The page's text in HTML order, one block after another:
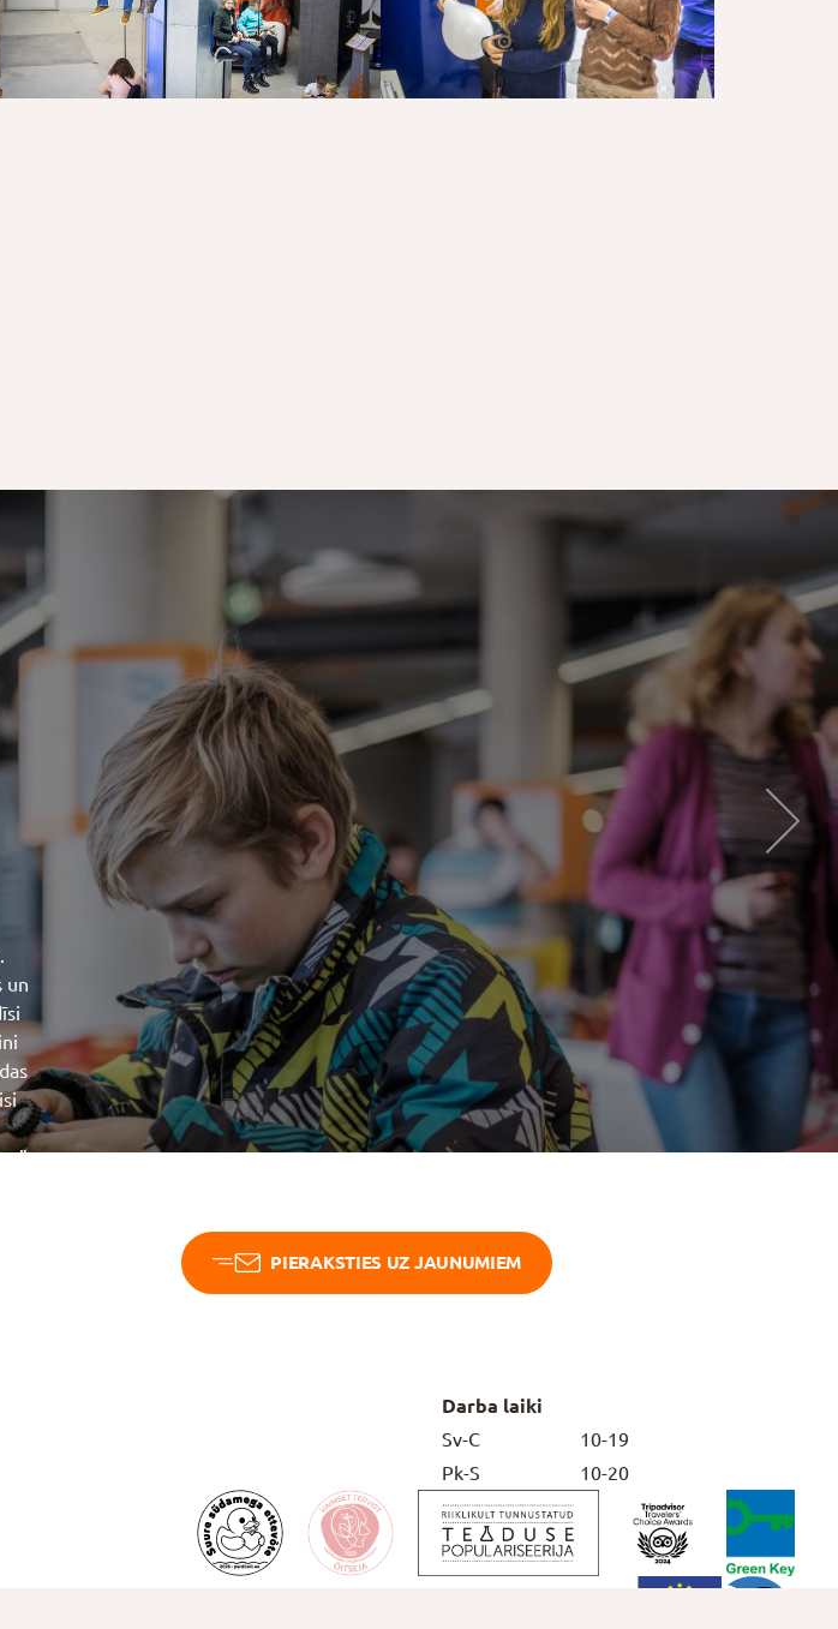
un
Aplūkot vairāk
PIERAKSTIES UZ JAUNUMIEM
Darba laiki
Sv-C
10-19
Pk-S
10-20